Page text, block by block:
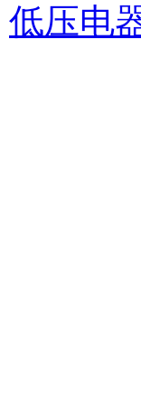
低压电